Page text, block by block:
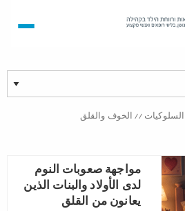
السلوكيات // الخوف والقلق
مواجهة صعوبات النوم
لدى الأولاد والبنات الذين
يعانون من القلق